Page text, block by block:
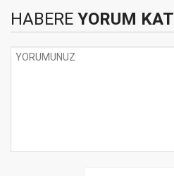
HABERE YORUM KAT